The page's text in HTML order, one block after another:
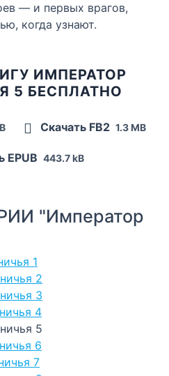
— и первых врагов,
когда узнают.
ИМПЕРАТОР
5 БЕСПЛАТНО
Скачать FB2 1.3 MB
EPUB 443.7 kB
"Император
1
2
3
4
5
6
7